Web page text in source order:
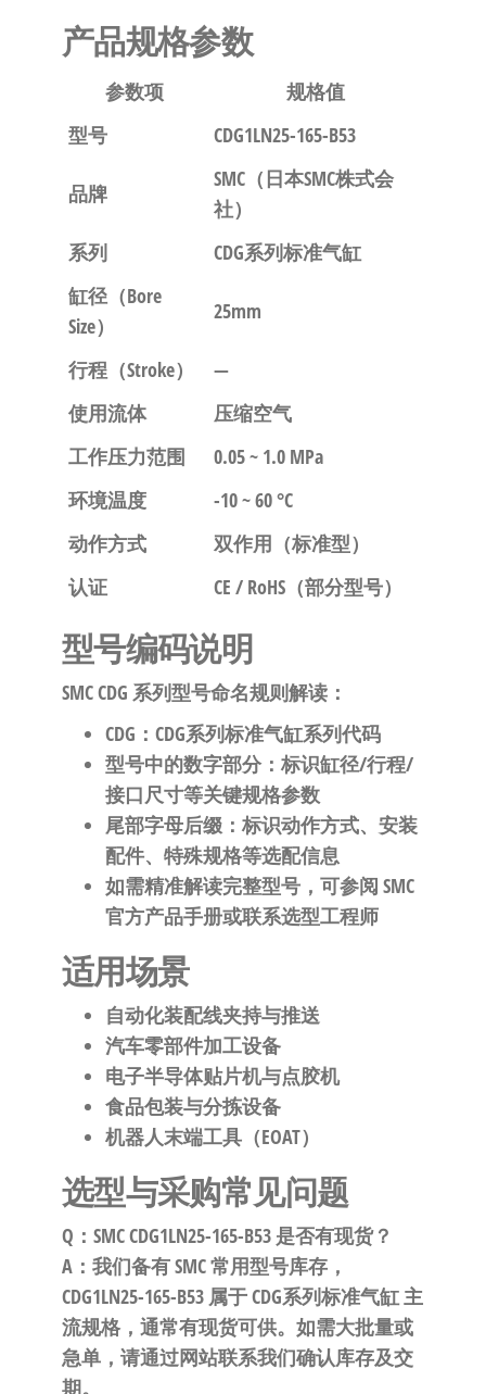
产品规格参数
参数项
规格值
型号
CDG1LN25-165-B53
品牌
SMC（日本SMC株式会
社）
系列
CDG系列标准气缸
缸径（Bore
Size）
25mm
行程（Stroke）
—
使用流体
压缩空气
工作压力范围
0.05 ~ 1.0 MPa
环境温度
-10 ~ 60 °C
动作方式
双作用（标准型）
认证
CE / RoHS（部分型号）
型号编码说明
SMC CDG 系列型号命名规则解读：
CDG ：CDG系列标准气缸系列代码
型号中的数字部分：标识缸径/行程/
接口尺寸等关键规格参数
尾部字母后缀：标识动作方式、安装
配件、特殊规格等选配信息
如需精准解读完整型号，可参阅 SMC
官方产品手册或联系选型工程师
适用场景
自动化装配线夹持与推送
汽车零部件加工设备
电子半导体贴片机与点胶机
食品包装与分拣设备
机器人末端工具（EOAT）
选型与采购常见问题
Q：SMC CDG1LN25-165-B53 是否有现货？
A：我们备有 SMC 常用型号库存，
CDG1LN25-165-B53 属于 CDG系列标准气缸 主
流规格，通常有现货可供。如需大批量或
急单，请通过网站联系我们确认库存及交
期。